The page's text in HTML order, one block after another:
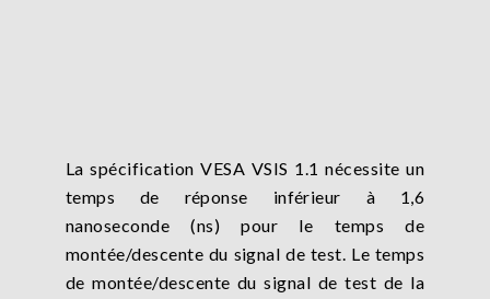
La spécification VESA VSIS 1.1 nécessite un
temps de réponse inférieur à 1,6
nanoseconde (ns) pour le temps de
montée/descente du signal de test. Le temps
de montée/descente du signal de test de la